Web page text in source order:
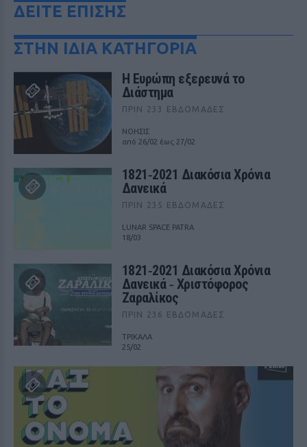
ΔΕΙΤΕ ΕΠΙΣΗΣ
ΣΤΗΝ ΙΔΙΑ ΚΑΤΗΓΟΡΙΑ
Η Ευρώπη εξερευνά το
Διάστημα
ΠΡΙΝ 233 ΕΒΔΟΜΆΔΕΣ
ΝΟΗΣΙΣ
από 26/02 έως 27/02
1821‑2021 Διακόσια Χρόνια
Δανεικά
ΠΡΙΝ 235 ΕΒΔΟΜΆΔΕΣ
LUNAR SPACE PATRA
18/03
1821‑2021 Διακόσια Χρόνια
Δανεικά ‑ Χριστόφορος
Ζαραλίκος
ΠΡΙΝ 236 ΕΒΔΟΜΆΔΕΣ
ΤΡΙΚΑΛΑ
25/02